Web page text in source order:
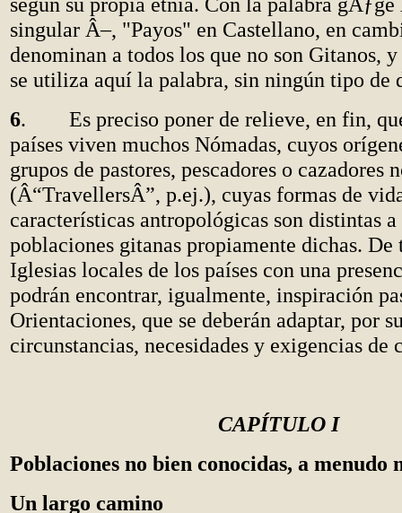
singular Â–, "Payos" en Castellano, en
denominan a todos los que no son Gitanos,
se utiliza aquí la palabra, sin ningún tipo de
6. Es preciso poner de relieve, en fin,
países viven muchos Nómadas, cuyos
grupos de pastores, pescadores o cazadores
(Â“TravellersÂ”, p.ej.), cuyas formas de
características antropológicas son distintas a
poblaciones gitanas propiamente dichas. De
Iglesias locales de los países con una
podrán encontrar, igualmente, inspiración
Orientaciones, que se deberán adaptar, por
circunstancias, necesidades y exigencias de
CAPÍTULO I
Poblaciones no bien conocidas, a menudo
Un largo camino